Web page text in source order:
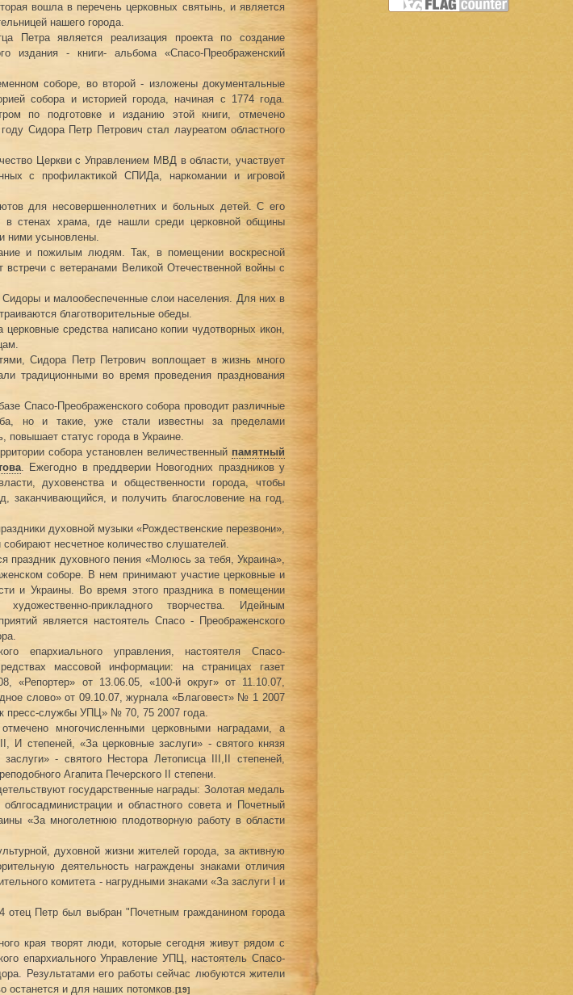
вошла в перечень церковных святынь, и является
нашего города.
Петра является реализация проекта по создание
издания - книги- альбома «Спасо-Преображенский
соборе, во второй - изложены документальные
собора и историей города, начиная с 1774 года.
по подготовке и изданию этой книги, отмечено
Сидора Петр Петрович стал лауреатом областного
Церкви с Управлением МВД в области, участвует
с профилактикой СПИДа, наркомании и игровой
для несовершеннолетних и больных детей. С его
в стенах храма, где нашли среди церковной общины
ними усыновлены.
и пожилым людям. Так, в помещении воскресной
с ветеранами Великой Отечественной войны с
Сидоры и малообеспеченные слои населения. Для них в
благотворительные обеды.
средства написано копии чудотворных икон,
Сидора Петр Петрович воплощает в жизнь много
традиционными во время проведения празднования
Спасо-Преображенского собора проводит различные
но и такие, уже стали известны за пределами
повышает статус города в Украине.
собора установлен величественный памятный
. Ежегодно в преддверии Новогодних праздников у
духовенства и общественности города, чтобы
заканчивающийся, и получить благословение на год,
духовной музыки «Рождественские перезвони»,
несчетное количество слушателей.
праздник духовного пения «Молюсь за тебя, Украина»,
соборе. В нем принимают участие церковные и
и Украины. Во время этого праздника в помещении
прикладного творчества. Идейным
является настоятель Спасо - Преображенского
епархиального управления, настоятеля Спасо-
массовой информации: на страницах газет
«Репортер» от 13.06.05, «100-й округ» от 11.10.07,
слово» от 09.10.07, журнала «Благовест» № 1 2007
пресс-службы УПЦ» № 70, 75 2007 года.
многочисленными церковными наградами, а
И степеней, «За церковные заслуги» - святого князя
- святого Нестора Летописца III,II степеней,
Агапита Печерского II степени.
государственные награды: Золотая медаль
и областного совета и Почетный
«За многолетнюю плодотворную работу в области
духовной жизни жителей города, за активную
деятельность награждены знаками отличия
комитета - нагрудными знаками «За заслуги I и
отец Петр был выбран "Почетным гражданином города
края творят люди, которые сегодня живут рядом с
епархиального Управление УПЦ, настоятель Спасо-
Результатами его работы сейчас любуются жители
останется и для наших потомков.[19]